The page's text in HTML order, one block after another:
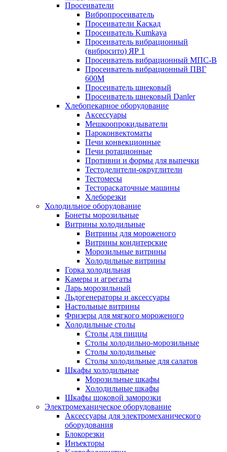
Просеиватели
Вибропросеиватель
Просеиватели Каскад
Просеиватель Kumkaya
Просеиватель вибрационный
(вибросито) ЯР 1
Просеиватель вибрационный МПС-В
Просеиватель вибрационный ПВГ
600М
Просеиватель шнековый
Просеиватель шнековый Danler
Хлебопекарное оборудование
Аксессуары
Мешкоопрокидыватели
Пароконвектоматы
Печи конвекционные
Печи ротационные
Противни и формы для выпечки
Тестоделители-округлители
Тестомесы
Тестораскаточные машины
Хлеборезки
Холодильное оборудование
Бонеты морозильные
Витрины холодильные
Витрины для мороженого
Витрины кондитерские
Морозильные витрины
Холодильные витрины
Горка холодильная
Камеры и агрегаты
Ларь морозильный
Льдогенераторы и аксессуары
Настольные витрины
Фризеры для мягкого мороженого
Холодильные столы
Столы для пиццы
Столы холодильно-морозильные
Столы холодильные
Столы холодильные для салатов
Шкафы холодильные
Mорозильные шкафы
Холодильные шкафы
Шкафы шоковой заморозки
Электромеханическое оборудование
Аксессуары для электромеханического
оборудования
Блокорезки
Инъекторы